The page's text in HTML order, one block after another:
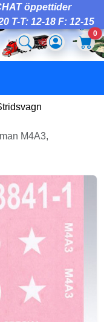
öppettider
T-T: 12-18 F: 12-15
0
M4A3,